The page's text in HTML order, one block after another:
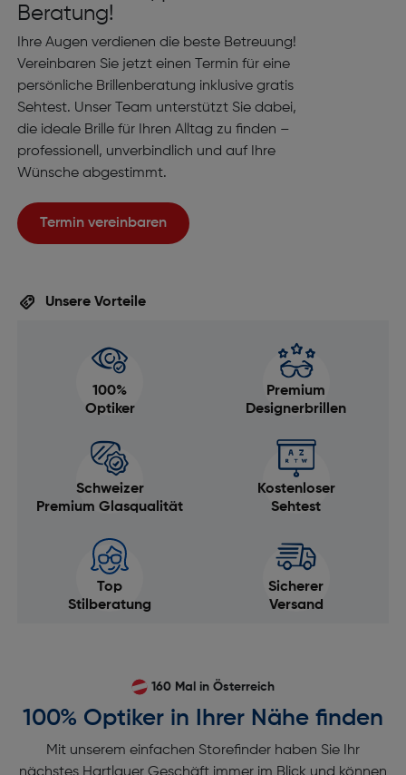
Beratung!
Ihre Augen verdienen die beste Betreuung!
Vereinbaren Sie jetzt einen Termin für eine
persönliche Brillenberatung inklusive gratis
Sehtest. Unser Team unterstützt Sie dabei,
die ideale Brille für Ihren Alltag zu finden –
professionell, unverbindlich und auf Ihre
Wünsche abgestimmt.
Termin vereinbaren
Unsere Vorteile
100%
Optiker
Premium
Designerbrillen
Schweizer
Premium Glasqualität
Kostenloser
Sehtest
Top
Stilberatung
Sicherer
Versand
160 Mal in Österreich
100% Optiker in Ihrer Nähe finden
Mit unserem einfachen Storefinder haben Sie Ihr
nächstes Hartlauer Geschäft immer im Blick und können